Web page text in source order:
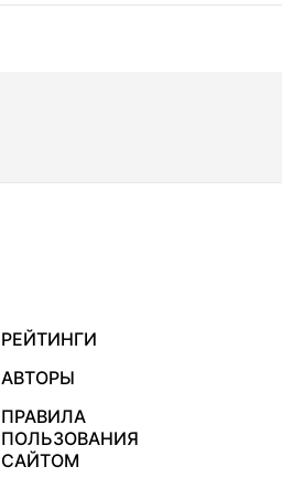
РЕЙТИНГИ
АВТОРЫ
ПРАВИЛА
ПОЛЬЗОВАНИЯ
САЙТОМ